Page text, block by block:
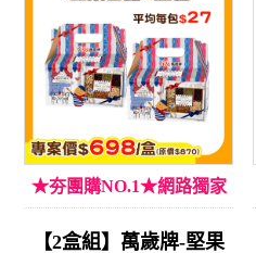
★夯團購NO.1★網路獨家
【2盒組】萬歲牌-堅果